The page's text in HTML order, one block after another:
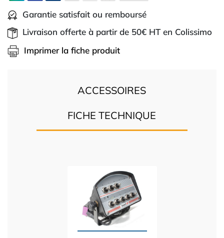
Garantie satisfait ou remboursé
Livraison offerte à partir de 50€ HT en Colissimo
Imprimer la fiche produit
ACCESSOIRES
FICHE TECHNIQUE